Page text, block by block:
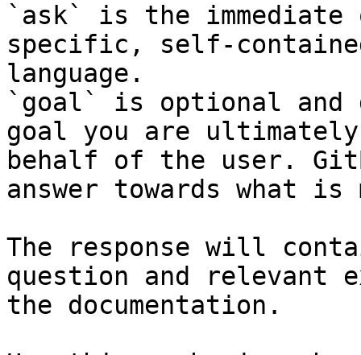
`ask` is the
specific, self-
language.
`goal` is optional and
goal you are
behalf of the user.
answer towards what
The response will
question and relevant
the documentation.